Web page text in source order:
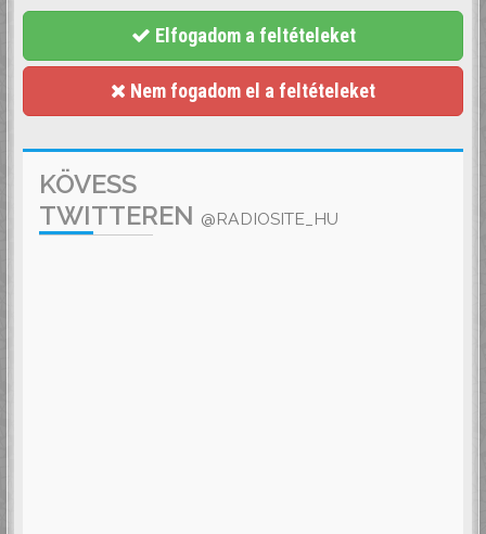
Elfogadom a feltételeket
Nem fogadom el a feltételeket
KÖVESS
TWITTEREN @RADIOSITE_HU